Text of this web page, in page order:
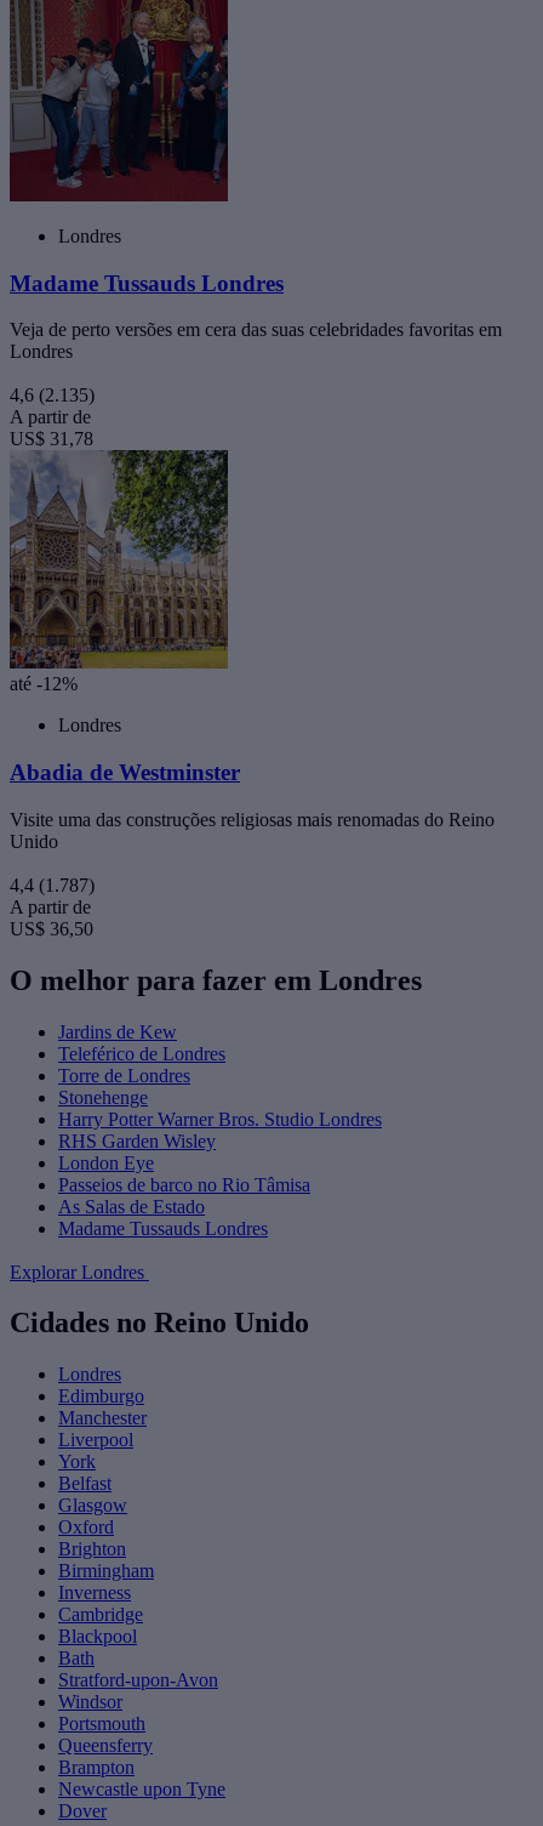
Londres
Madame Tussauds Londres
Veja de perto versões em cera das suas celebridades favoritas em
Londres
4,6 (2.135)
A partir de
US$ 31,78
até -12%
Londres
Abadia de Westminster
Visite uma das construções religiosas mais renomadas do Reino
Unido
4,4 (1.787)
A partir de
US$ 36,50
O melhor para fazer em Londres
Jardins de Kew
Teleférico de Londres
Torre de Londres
Stonehenge
Harry Potter Warner Bros. Studio Londres
RHS Garden Wisley
London Eye
Passeios de barco no Rio Tâmisa
As Salas de Estado
Madame Tussauds Londres
Explorar Londres
Cidades no Reino Unido
Londres
Edimburgo
Manchester
Liverpool
York
Belfast
Glasgow
Oxford
Brighton
Birmingham
Inverness
Cambridge
Blackpool
Bath
Stratford-upon-Avon
Windsor
Portsmouth
Queensferry
Brampton
Newcastle upon Tyne
Dover